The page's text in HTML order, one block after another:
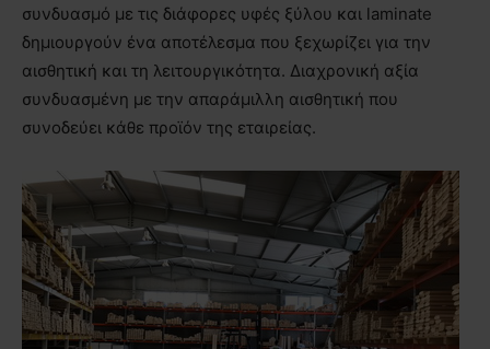
συνδυασμό με τις διάφορες υφές ξύλου και laminate
δημιουργούν ένα αποτέλεσμα που ξεχωρίζει για την
αισθητική και τη λειτουργικότητα. Διαχρονική αξία
συνδυασμένη με την απαράμιλλη αισθητική που
συνοδεύει κάθε προϊόν της εταιρείας.